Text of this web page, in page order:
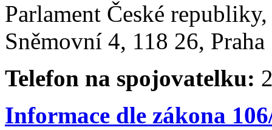
Parlament České
Sněmovní 4, 118 26,
Telefon na spojovatelku:
Informace dle zákona